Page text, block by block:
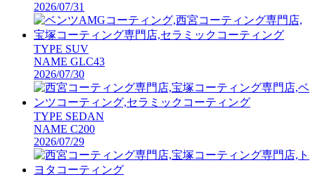
2026/07/31
TYPE SUV
NAME GLC43
2026/07/30
TYPE SEDAN
NAME C200
2026/07/29